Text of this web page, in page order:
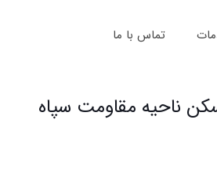
تماس با ما
ناحیه مقاومت سپاه